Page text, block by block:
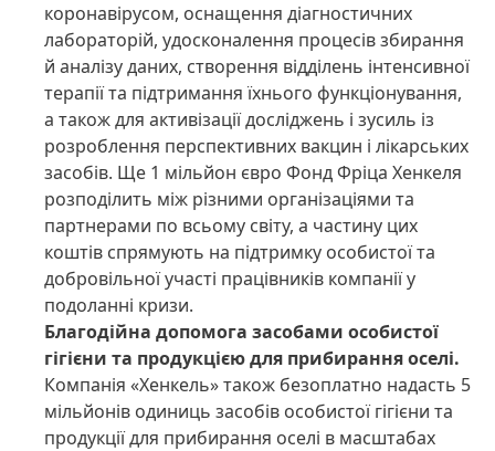
коронавірусом, оснащення діагностичних
лабораторій, удосконалення процесів збирання
й аналізу даних, створення відділень інтенсивної
терапії та підтримання їхнього функціонування,
а також для активізації досліджень і зусиль із
розроблення перспективних вакцин і лікарських
засобів. Ще 1 мільйон євро Фонд Фріца Хенкеля
розподілить між різними організаціями та
партнерами по всьому світу, а частину цих
коштів спрямують на підтримку особистої та
добровільної участі працівників компанії у
подоланні кризи.
Благодійна допомога засобами особистої
гігієни та продукцією для прибирання оселі.
Компанія «Хенкель» також безоплатно надасть 5
мільйонів одиниць засобів особистої гігієни та
продукції для прибирання оселі в масштабах